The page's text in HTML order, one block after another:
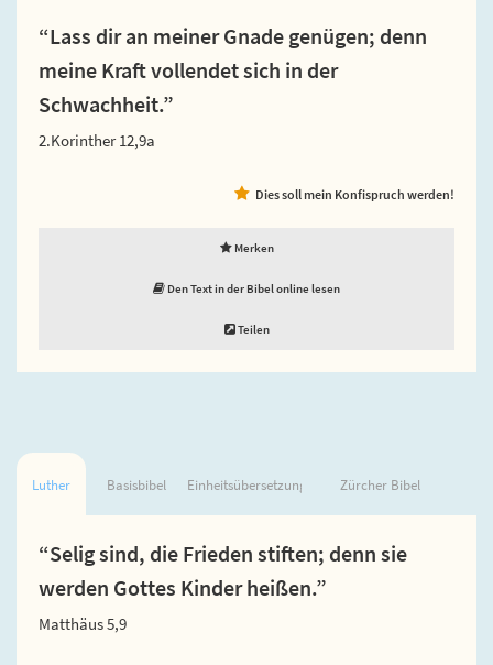
“Lass dir an meiner Gnade genügen; denn
meine Kraft vollendet sich in der
Schwachheit.”
2.Korinther 12,9a
Dies soll mein Konfispruch werden!
Merken
Den Text in der Bibel online lesen
Teilen
Luther Basisbibel Einheitsübersetzung Zürcher Bibel
“Selig sind, die Frieden stiften; denn sie
werden Gottes Kinder heißen.”
Matthäus 5,9